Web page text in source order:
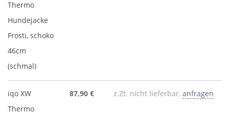
Thermo
Hundejacke
Frosti, schoko
46cm
(schmal)
iqo XW
Thermo
87,90 € z.Zt. nicht lieferbar, anfragen